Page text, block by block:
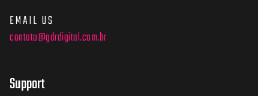
EMAIL US
contato@gdrdigital.com.br
Support